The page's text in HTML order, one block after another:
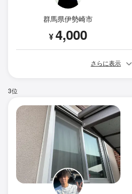
群馬県伊勢崎市
¥4,000
さらに表示
3位